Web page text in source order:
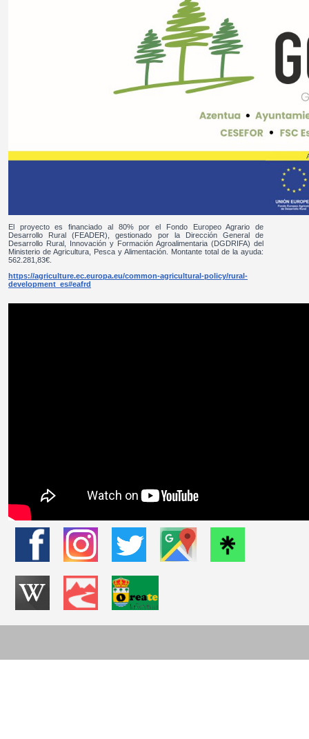
El proyecto es financiado al 80% por el Fondo Europeo Agrario de
Desarrollo Rural (FEADER), gestionado por la Dirección General de
Desarrollo Rural, Innovación y Formación Agroalimentaria (DGDRIFA) del
Ministerio de Agricultura, Pesca y Alimentación. Montante total de la ayuda:
562.281,83€.
https://agriculture.ec.europa.eu/common-agricultural-policy/rural-
development_es#eafrd